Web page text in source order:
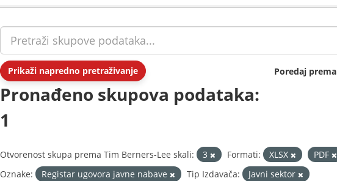
Prikaži napredno pretraživanje Poredaj prema
Pronađeno skupova podataka:
1
Otvorenost skupa prema Tim Berners-Lee skali: 3 Formati: XLSX PDF
Oznake:
Registar ugovora javne nabave Tip Izdavača: Javni sektor